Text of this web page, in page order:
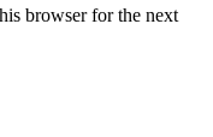
browser for the next